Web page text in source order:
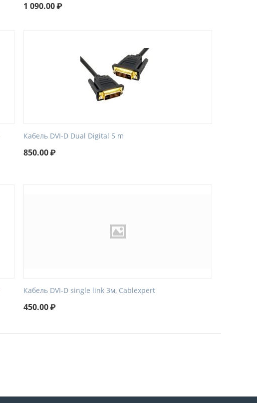
1 090.00₽
Кабель DVI-D Dual Digital 5 m
850.00₽
Кабель DVI-D single link 3м, Cablexpert
450.00₽